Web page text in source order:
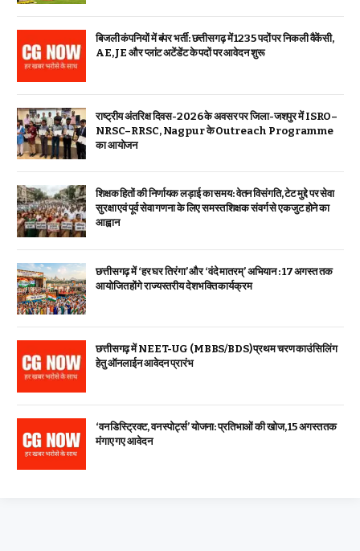
बिजली कंपनियों में बंपर भर्ती: छत्तीसगढ़ में 1235 पदों पर निकली वैकेंसी,
AE, JE और प्लांट अटेंडेंट के पदों पर आवेदन शुरू
राष्ट्रीय अंतरिक्ष दिवस-2026 के अवसर पर जिला-जशपुर में ISRO–
NRSC–RRSC, Nagpur के Outreach Programme
का आयोजन
शिक्षक हितों की निर्णायक लड़ाई का समय: वेतन विसंगति, टेट मुद्दे पर सेवा
सुरक्षा एवं पूर्व सेवा गणना के लिए समस्त शिक्षक संवर्ग से एकजुट होने का
आह्वान
छत्तीसगढ़ में ‘हर घर तिरंगा’ और ‘वंदे मातरम्’ अभियान : 17 अगस्त तक
आयोजित होंगे राज्यस्तरीय देशभक्ति कार्यक्रम
छत्तीसगढ़ में NEET-UG (MBBS/BDS) प्रथम चरण काउंसिलिंग
हेतु ऑनलाईन आवेदन प्रारंभ
‘वन डिस्ट्रिक्ट, वन स्पोर्ट्स’ योजना: प्रतिभाओं की खोज, 15 अगस्त तक
मंगाए गए आवेदन